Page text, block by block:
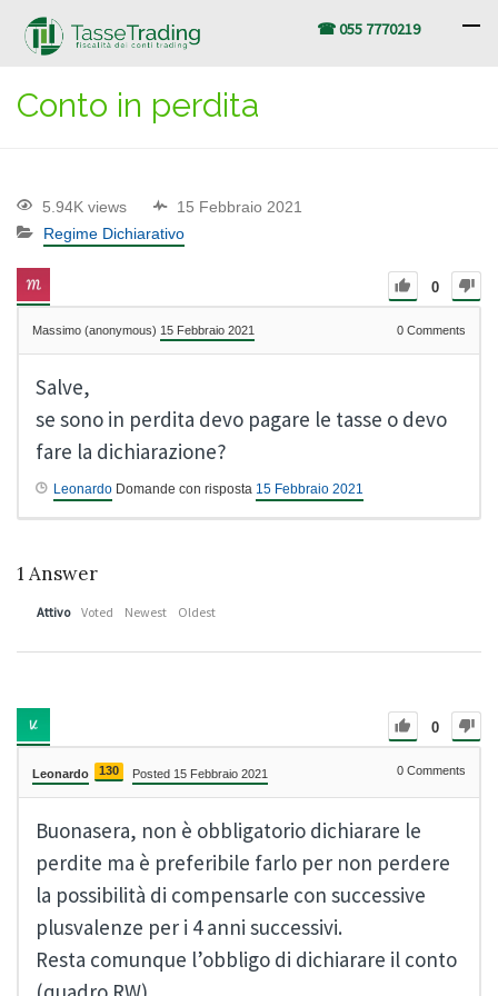
☎ 055 7770219
Conto in perdita
5.94K views
15 Febbraio 2021
Regime Dichiarativo
0
Massimo (anonymous) 15 Febbraio 2021 0 Comments
Salve,
se sono in perdita devo pagare le tasse o devo
fare la dichiarazione?
Leonardo Domande con risposta 15 Febbraio 2021
1 Answer
Attivo Voted Newest Oldest
0
Leonardo 130 Posted 15 Febbraio 2021 0 Comments
Buonasera, non è obbligatorio dichiarare le
perdite ma è preferibile farlo per non perdere
la possibilità di compensarle con successive
plusvalenze per i 4 anni successivi.
Resta comunque l’obbligo di dichiarare il conto